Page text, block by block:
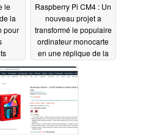
le
la
pour
2021
Raspberry Pi CM4 : Un
nouveau projet a
transformé le populaire
ordinateur monocarte
en une réplique de la
Nintendo Switch
10/13/2021